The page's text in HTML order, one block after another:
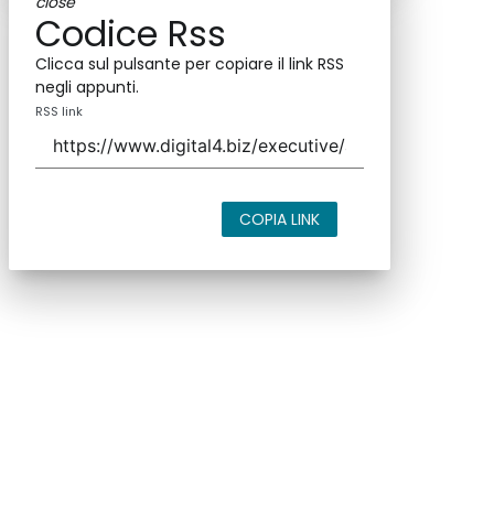
Codice Rss
Clicca sul pulsante per copiare il link RSS
negli appunti.
RSS link
COPIA LINK